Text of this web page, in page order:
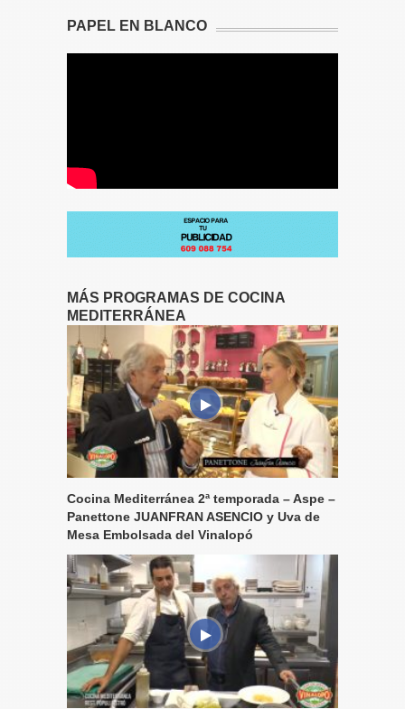
PAPEL EN BLANCO
MÁS PROGRAMAS DE COCINA
MEDITERRÁNEA
Cocina Mediterránea 2ª temporada – Aspe –
Panettone JUANFRAN ASENCIO y Uva de
Mesa Embolsada del Vinalopó